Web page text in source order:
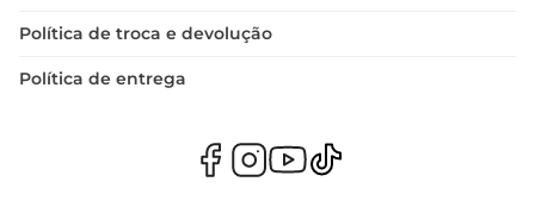
Política de troca e devolução
Política de entrega